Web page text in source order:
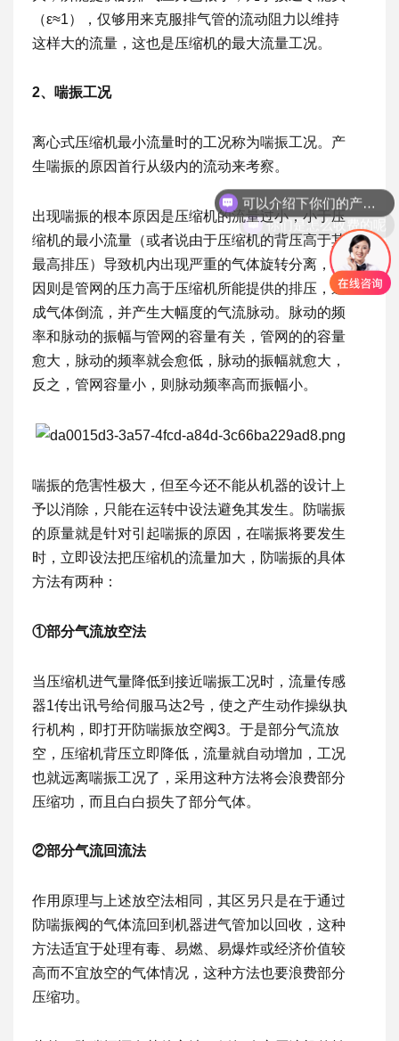
（ε≈1），仅够用来克服排气管的流动阻力以维持
这样大的流量，这也是压缩机的最大流量工况。
2、喘振工况
离心式压缩机最小流量时的工况称为喘振工况。产
生喘振的原因首行从级内的流动来考察。
出现喘振的根本原因是压缩机的流量过小，小于压
缩机的最小流量（或者说由于压缩机的背压高于其
最高排压）导致机内出现严重的气体旋转分离，外
因则是管网的压力高于压缩机所能提供的排压，造
成气体倒流，并产生大幅度的气流脉动。脉动的频
率和脉动的振幅与管网的容量有关，管网的的容量
愈大，脉动的频率就会愈低，脉动的振幅就愈大，
反之，管网容量小，则脉动频率高而振幅小。
喘振的危害性极大，但至今还不能从机器的设计上
予以消除，只能在运转中设法避免其发生。防喘振
的原量就是针对引起喘振的原因，在喘振将要发生
时，立即设法把压缩机的流量加大，防喘振的具体
方法有两种：
①部分气流放空法
当压缩机进气量降低到接近喘振工况时，流量传感
器1传出讯号给伺服马达2号，使之产生动作操纵执
行机构，即打开防喘振放空阀3。于是部分气流放
空，压缩机背压立即降低，流量就自动增加，工况
也就远离喘振工况了，采用这种方法将会浪费部分
压缩功，而且白白损失了部分气体。
②部分气流回流法
作用原理与上述放空法相同，其区另只是在于通过
防喘振阀的气体流回到机器进气管加以回收，这种
方法适宜于处理有毒、易燃、易爆炸或经济价值较
高而不宜放空的气体情况，这种方法也要浪费部分
压缩功。
你们是怎么收费的呢